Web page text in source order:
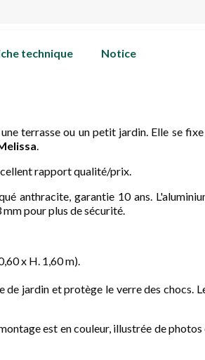
technique Notice
terrasse ou un petit jardin. Elle se
.
rapport qualité/prix.
anthracite, garantie 10 ans.
pour plus de sécurité.
x H. 1,60 m).
jardin et protège le verre des chocs.
est en couleur, illustrée de